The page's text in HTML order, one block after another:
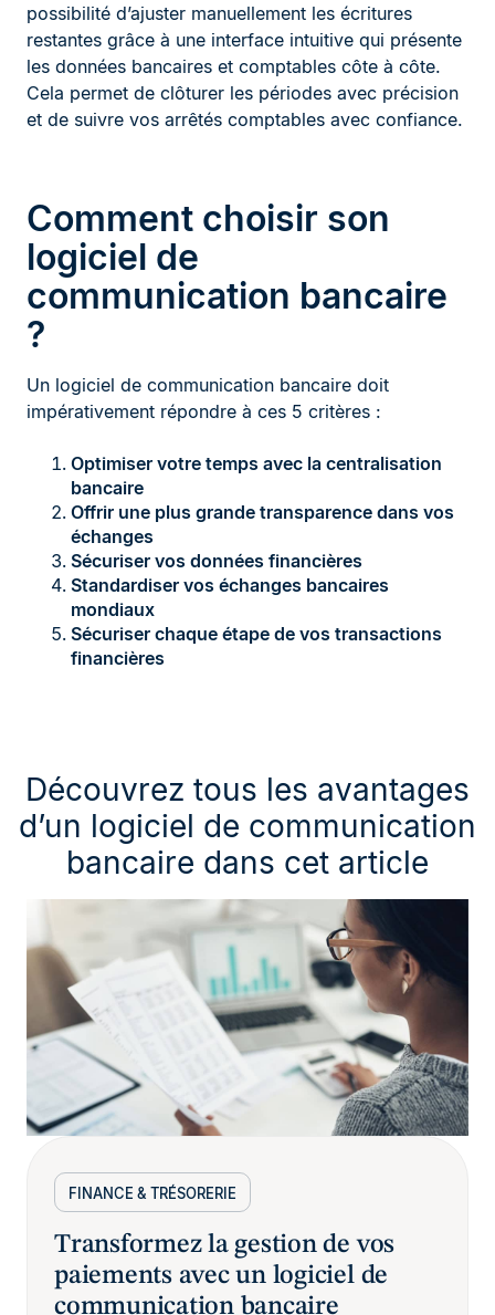
possibilité d’ajuster manuellement les écritures
restantes grâce à une interface intuitive qui présente
les données bancaires et comptables côte à côte.
Cela permet de clôturer les périodes avec précision
et de suivre vos arrêtés comptables avec confiance.
Comment choisir son
logiciel de
communication bancaire
?
Un logiciel de communication bancaire doit
impérativement répondre à ces 5 critères :
Optimiser votre temps avec la centralisation
bancaire
Offrir une plus grande transparence dans vos
échanges
Sécuriser vos données financières
Standardiser vos échanges bancaires
mondiaux
Sécuriser chaque étape de vos transactions
financières
Découvrez tous les avantages
d’un logiciel de communication
bancaire dans cet article
FINANCE & TRÉSORERIE
Transformez la gestion de vos
paiements avec un logiciel de
communication bancaire